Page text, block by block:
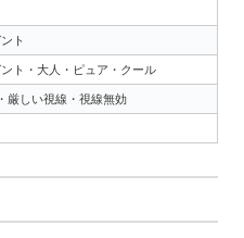
ト
ト・大人・ピュア・クール
厳しい視線・視線無効